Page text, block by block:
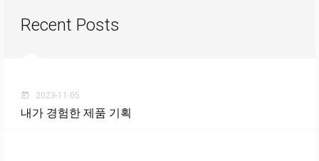
Recent Posts
today 2023-11-05
내가 경험한 제품 기획